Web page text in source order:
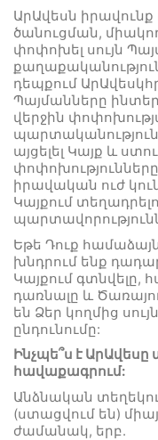
ԱրԱվեսն
ծանուցման,
փոփոխել սույն
դեպքում
Պայմանները
վերջին
այցելել Կայք և
իրավական ուժ
Կայքում
Եթե Դուք
խնդրում ենք
Կայքում գտնվելը,
դառնալը և
են Ձեր կողմից
ընդունումը:
Ինչպե՞ս է ԱրԱվեսը
հավաքագրում:
Անձնական
(ստացվում են)
ժամանակ, երբ.